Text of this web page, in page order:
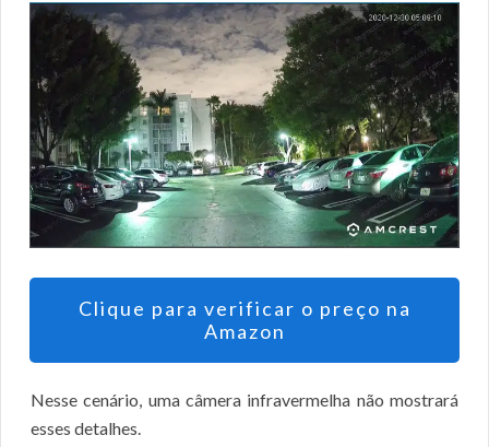
Clique para verificar o preço na
Amazon
Nesse cenário, uma câmera infravermelha não mostrará
esses detalhes.